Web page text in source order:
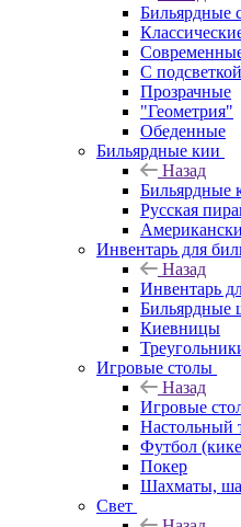
Бильярдные
С подсветкой
Прозрачные
"Геометрия"
Обеденные
Бильярдные кии
Назад
Бильярдные
Русская
Инвентарь для
Назад
Инвентарь
Бильярдные
Киевницы
Игровые столы
Назад
Игровые
Настольный
Футбол
Покер
Шахматы,
Свет